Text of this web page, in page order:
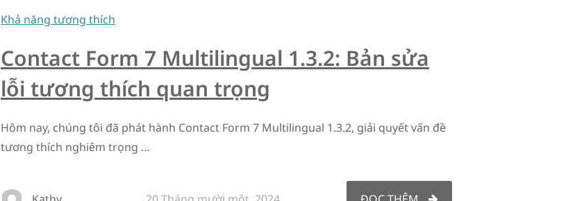
Khả năng tương thích
Contact Form 7 Multilingual 1.3.2: Bản sửa
lỗi tương thích quan trọng
Hôm nay, chúng tôi đã phát hành Contact Form 7 Multilingual 1.3.2, giải quyết vấn đề
tương thích nghiêm trọng …